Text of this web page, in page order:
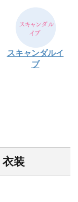
スキャンダルイ
ブ
装